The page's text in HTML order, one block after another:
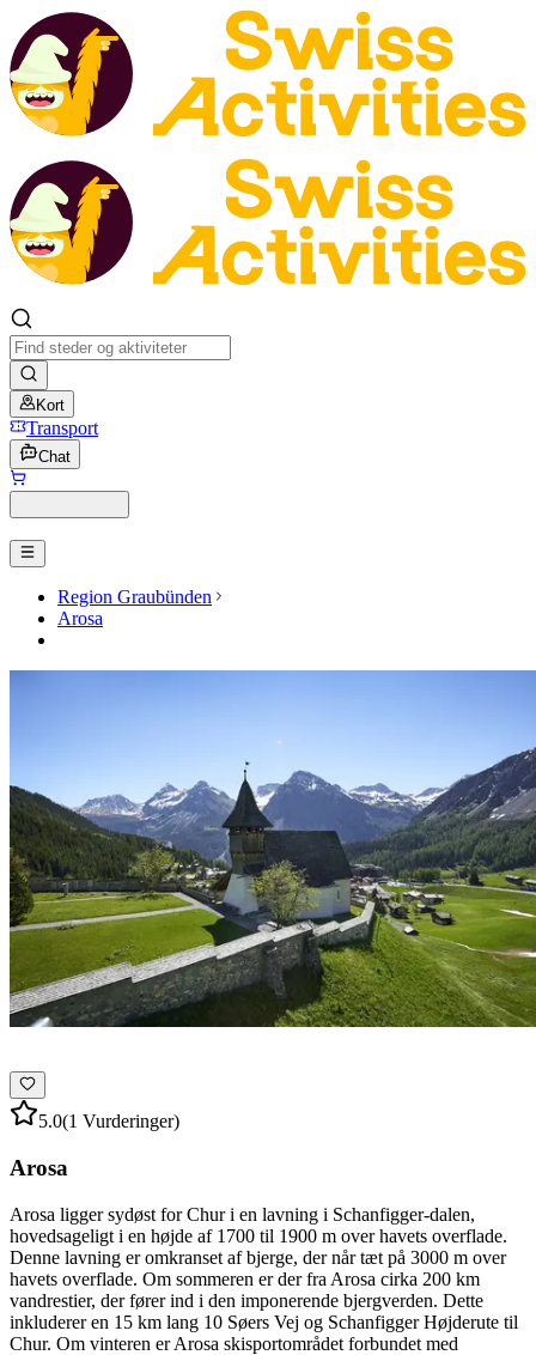
Kort
Transport
Chat
Region Graubünden
Arosa
5.0(1 Vurderinger)
Arosa
Arosa ligger sydøst for Chur i en lavning i Schanfigger-dalen,
hovedsageligt i en højde af 1700 til 1900 m over havets overflade.
Denne lavning er omkranset af bjerge, der når tæt på 3000 m over
havets overflade. Om sommeren er der fra Arosa cirka 200 km
vandrestier, der fører ind i den imponerende bjergverden. Dette
inkluderer en 15 km lang 10 Søers Vej og Schanfigger Højderute til
Chur. Om vinteren er Arosa skisportområdet forbundet med